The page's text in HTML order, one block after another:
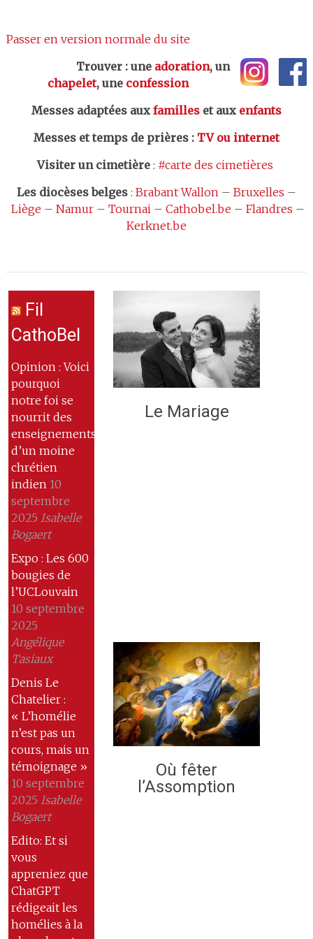
Passer en version normale du site
Trouver : une adoration, un
chapelet, une confession
Messes adaptées aux familleset aux enfants
Messes et temps de prières: TV ou internet
Visiter un cimetière: #carte des cimetières
Les diocèses belges: Brabant Wallon– Bruxelles –
Liège – Namur– Tournai– Cathobel.be – Flandres –
Kerknet.be
Fil
CathoBel
Opinion : Voici
pourquoi
notre foi se
nourrit des
enseignements
d’un moine
chrétien
indien 10
septembre
2025 Isabelle
Bogaert
Expo : Les 600
bougies de
l’UCLouvain
10 septembre
2025
Angélique
Tasiaux
Denis Le
Chatelier :
« L’homélie
n’est pas un
cours, mais un
témoignage »
10 septembre
2025 Isabelle
Bogaert
Edito: Et si
vous
appreniez que
ChatGPT
rédigeait les
homélies à la
Le Mariage
Où fêter
l’Assomption